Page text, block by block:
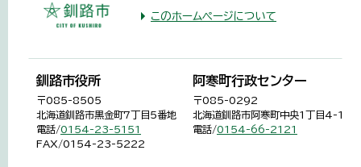
このホームページについて
釧路市役所
〒085-8505
北海道釧路市黒金町7丁目5番地
電話/0154-23-5151
FAX/0154-23-5222
阿寒町行政センター
〒085-0292
北海道釧路市阿寒町中央1丁目4-1
電話/0154-66-2121